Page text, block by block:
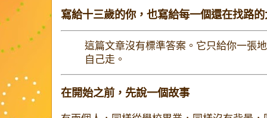
寫給十三歲的你，也寫給每一個還在找路
這篇文章沒有標準答案。它只給你一張
自己走。
在開始之前，先說一個故事